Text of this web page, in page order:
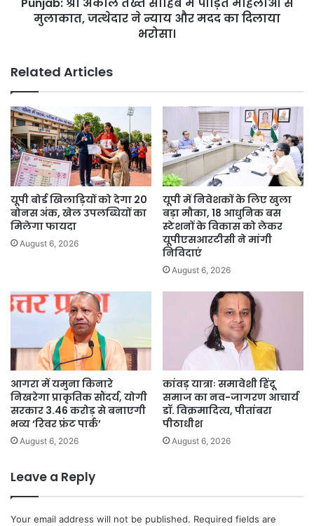
जत्थेदार
मदद
का
दिलाया
भरोसा।
Punjab: श्री अकाल तख्त साहिब में पीड़ित महिलाओं से
मुलाकात, जत्थेदार ने न्याय और मदद का दिलाया
भरोसा।
Related Articles
यूपी बोर्ड खिलाड़ियों को देगा 20
बोनस अंक, खेल उपलब्धियों का
मिलेगा फायदा
August 6, 2026
यूपी में निवेशकों के लिए खुला
बड़ा मौका, 18 आधुनिक बस
स्टेशनों के विकास को लेकर
यूपीएसआरटीसी ने मांगी
निविदाएं
August 6, 2026
आगरा में यमुना किनारे
निखरेगा प्राकृतिक सौंदर्य, योगी
सरकार 3.46 करोड़ से बनाएगी
भव्य ‘रिवर फ्रंट पार्क’
August 6, 2026
कांवड़ यात्राः समावेशी हिंदू
समाज का नव-जागरण आचार्य
डॉ. विक्रमादित्य, पीतांबरा
पीठाधीश
August 6, 2026
Leave a Reply
Your email address will not be published. Required fields are